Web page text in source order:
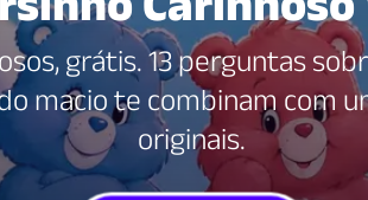
grátis. 13 perguntas
macio te combinam com
originais.